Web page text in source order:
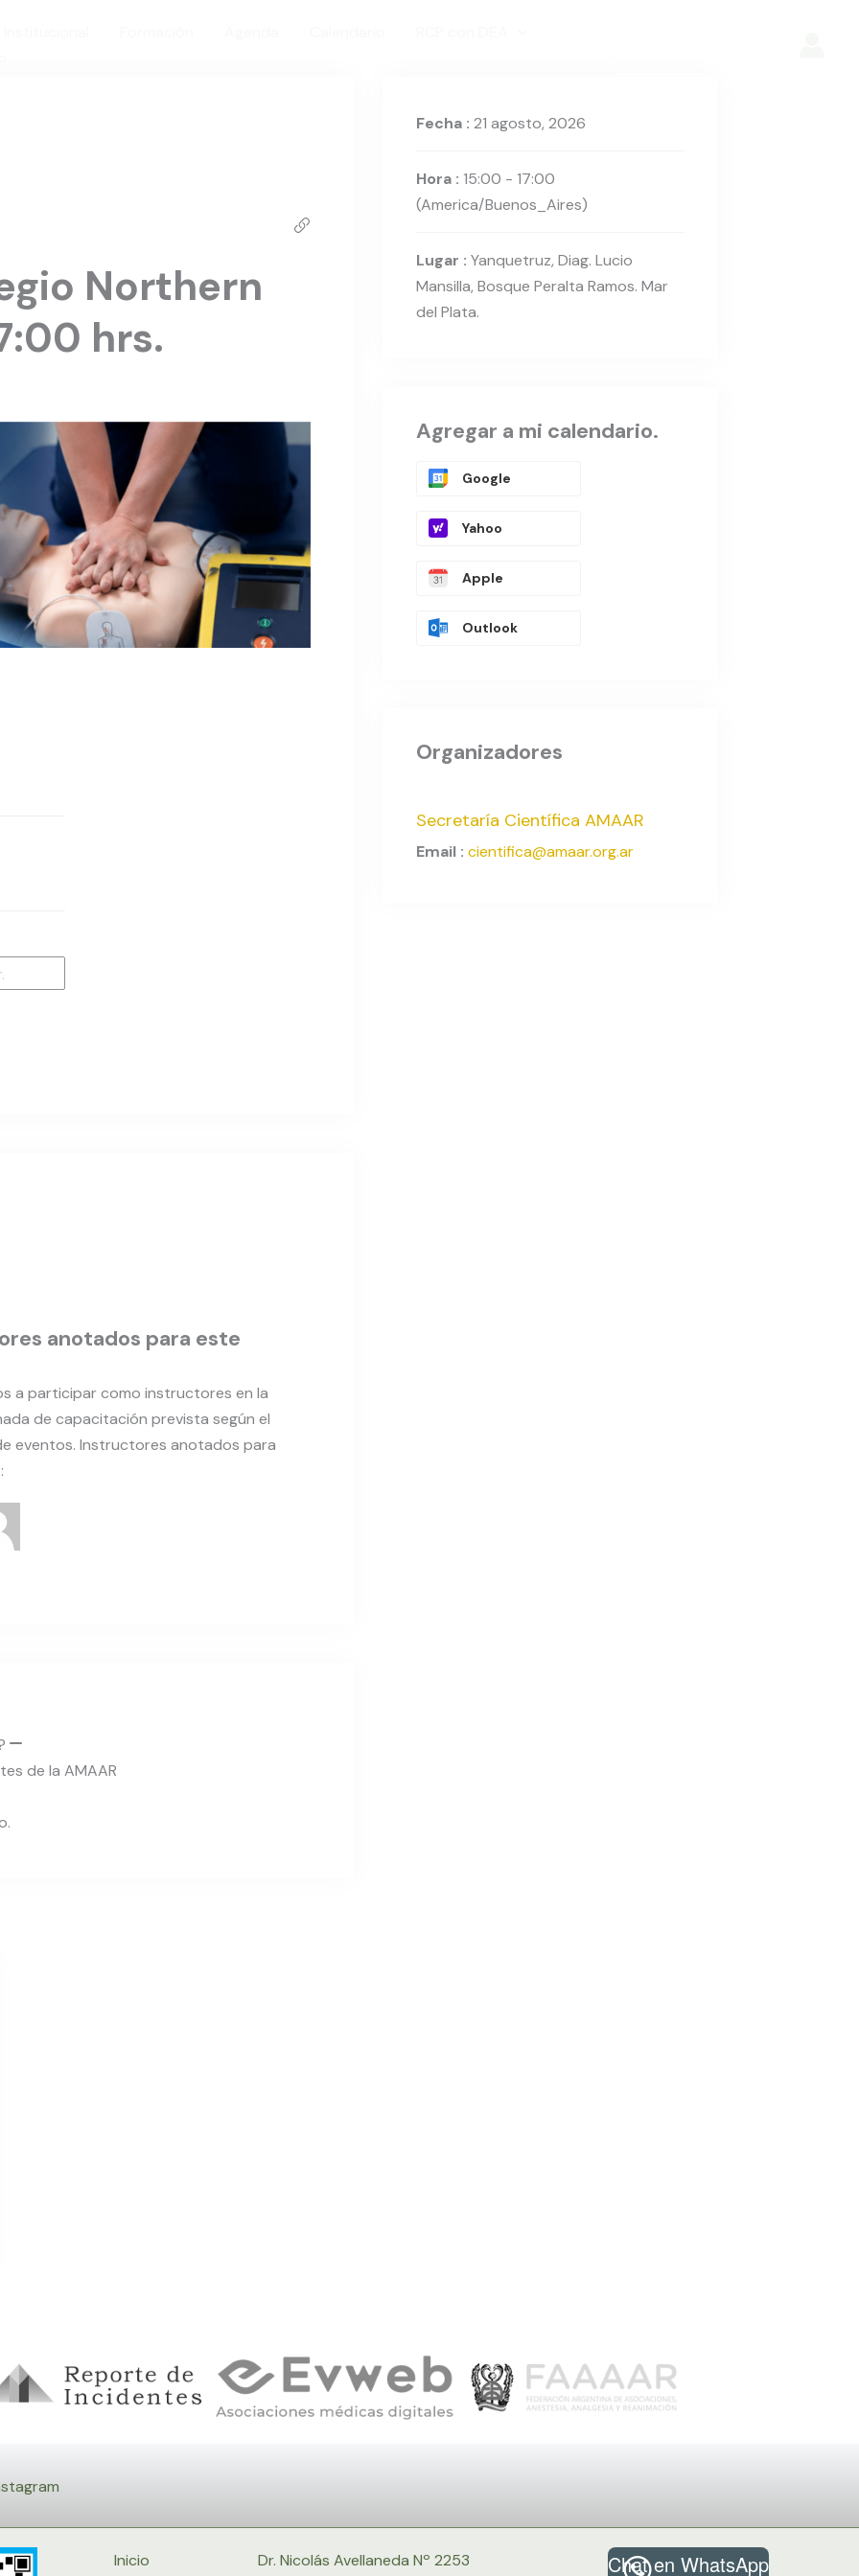
Northern
hrs.
anotados para este
a participar como instructores en la
de capacitación prevista según el
eventos. Instructores anotados para
de la AMAAR
Fecha : 21 agosto, 2026
Hora : 15:00 - 17:00
(America/Buenos_Aires)
Lugar : Yanquetruz, Diag. Lucio
Mansilla, Bosque Peralta Ramos. Mar
del Plata.
Agregar a mi calendario.
Google
Yahoo
Apple
Outlook
Organizadores
Secretaría Científica AMAAR
Email : cientifica@amaar.org.ar
Inicio
Dr. Nicolás Avellaneda Nº 2253
Chat en WhatsApp